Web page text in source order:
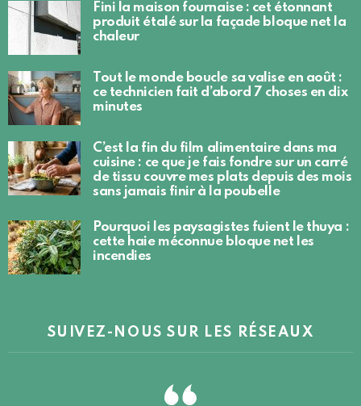
Fini la maison fournaise : cet étonnant
produit étalé sur la façade bloque net la
chaleur
Tout le monde boucle sa valise en août :
ce technicien fait d’abord 7 choses en dix
minutes
C’est la fin du film alimentaire dans ma
cuisine : ce que je fais fondre sur un carré
de tissu couvre mes plats depuis des mois
sans jamais finir à la poubelle
Pourquoi les paysagistes fuient le thuya :
cette haie méconnue bloque net les
incendies
SUIVEZ-NOUS SUR LES RÉSEAUX